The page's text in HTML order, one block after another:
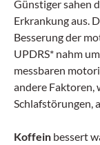
Günstiger sahen
Erkrankung aus.
Besserung der
UPDRS* nahm
messbaren
andere Faktoren,
Schlafstörungen,
Koffein bessert